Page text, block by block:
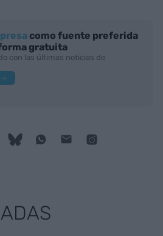
como fuente preferida
gratuita
con las últimas noticias de